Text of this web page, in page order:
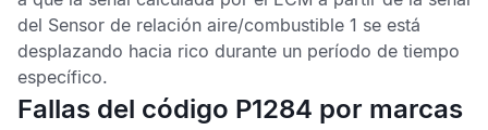
del Sensor de relación aire/combustible 1 se está
desplazando hacia rico durante un período de tiempo
específico.
Fallas del código P1284 por marcas